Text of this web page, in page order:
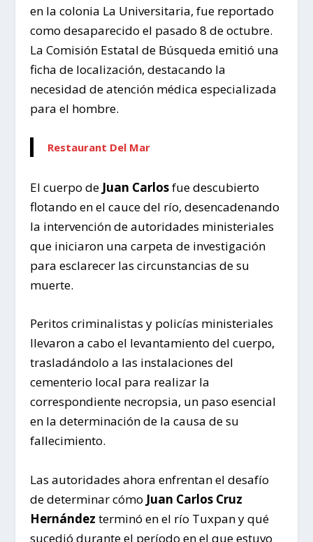
en la colonia La Universitaria, fue reportado
como desaparecido el pasado 8 de octubre.
La Comisión Estatal de Búsqueda emitió una
ficha de localización, destacando la
necesidad de atención médica especializada
para el hombre.
Restaurant Del Mar
El cuerpo de Juan Carlosfue descubierto
flotando en el cauce del río, desencadenando
la intervención de autoridades ministeriales
que iniciaron una carpeta de investigación
para esclarecer las circunstancias de su
muerte.
Peritos criminalistas y policías ministeriales
llevaron a cabo el levantamiento del cuerpo,
trasladándolo a las instalaciones del
cementerio local para realizar la
correspondiente necropsia, un paso esencial
en la determinación de la causa de su
fallecimiento.
Las autoridades ahora enfrentan el desafío
de determinar cómo Juan Carlos Cruz
Hernández terminó en el río Tuxpan y qué
sucedió durante el período en el que estuvo